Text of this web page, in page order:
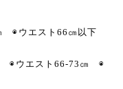
◉ウエスト66㎝以下
◉ウエスト66-73㎝ ◉